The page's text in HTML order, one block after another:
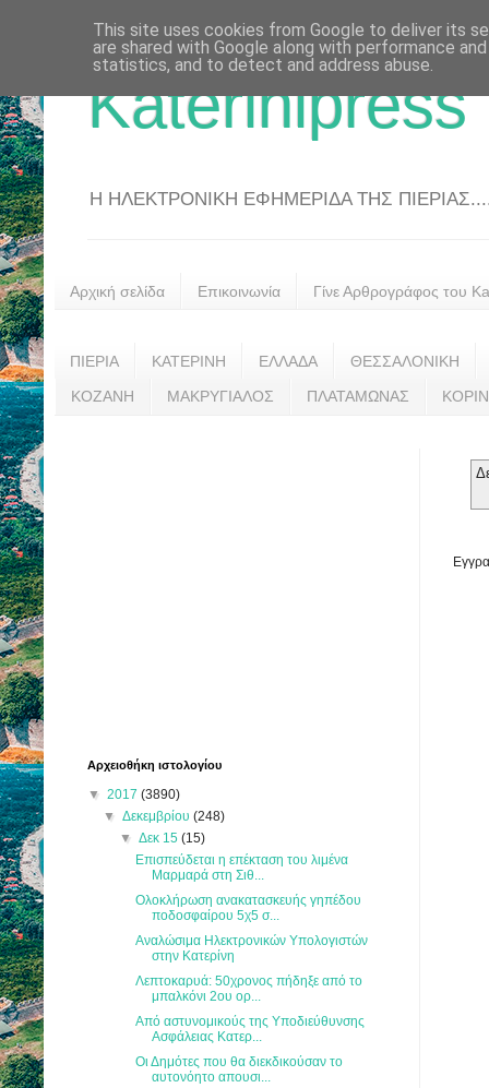
Katerinipress
Η ΗΛΕΚΤΡΟΝΙΚΗ ΕΦΗΜΕΡΙΔΑ ΤΗΣ
Αρχική σελίδα Επικοινωνία Γίνε Αρθρογράφος του
ΠΙΕΡΙΑ ΚΑΤΕΡΙΝΗ ΕΛΛΑΔΑ ΘΕΣΣΑΛΟΝΙΚΗ
ΚΟΖΑΝΗ ΜΑΚΡΥΓΙΑΛΟΣ ΠΛΑΤΑΜΩΝΑΣ
Αρχειοθήκη ιστολογίου
▼ 2017 (3890)
▼Δεκεμβρίου(248)
▼ Δεκ 15 (15)
Επισπεύδεται η επέκταση του λιμένα
Μαρμαρά στη Σιθ...
Ολοκλήρωση ανακατασκευής γηπέδου
ποδοσφαίρου 5χ5 σ...
Αναλώσιμα Ηλεκτρονικών Υπολογιστών
στην Κατερίνη
Λεπτοκαρυά: 50χρονος πήδηξε από το
μπαλκόνι 2ου ορ...
Από αστυνομικούς της Υποδιεύθυνσης
Ασφάλειας Κατερ...
Οι Δημότες που θα διεκδικούσαν το
αυτονόητο απουσι...
This site uses cookies from Google to deliver its
are shared with Google along with performance
statistics, and to detect and address abuse.